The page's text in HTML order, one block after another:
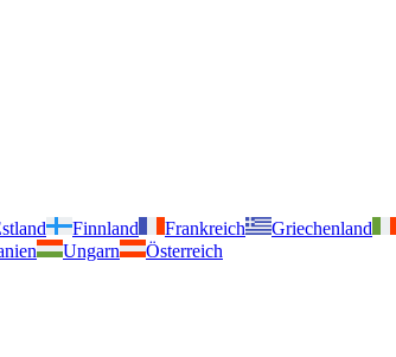
Finnland Frankreich Griechenland
Ungarn Österreich